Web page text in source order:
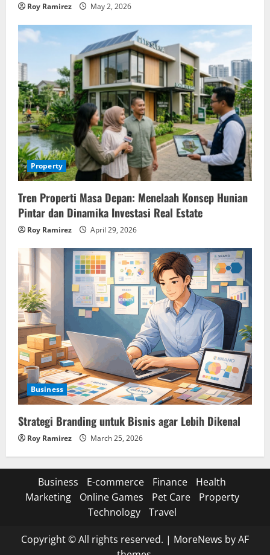
Roy Ramirez May 2, 2026
Property
Tren Properti Masa Depan: Menelaah Konsep Hunian
Pintar dan Dinamika Investasi Real Estate
Roy Ramirez April 29, 2026
Business
Strategi Branding untuk Bisnis agar Lebih Dikenal
Roy Ramirez March 25, 2026
Business E-commerce Finance
Health
Marketing
Online Games Pet Care
Property
Technology
Travel
Copyright © All rights reserved. | MoreNews by AF